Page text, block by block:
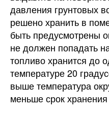
давления грунтовых
решено хранить в
быть предусмотрены
не должен попадать
топливо хранится до
температуре 20
выше температура
меньше срок